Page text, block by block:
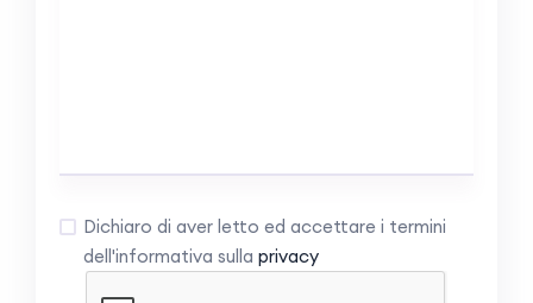
Dichiaro di aver letto ed accettare i termini
dell'informativa sulla privacy